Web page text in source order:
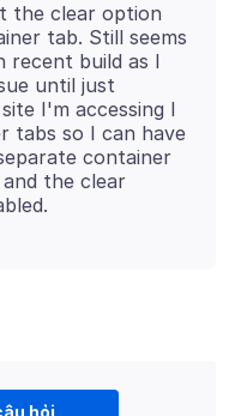
the clear option
tab. Still seems
recent build as I
until just
I'm accessing I
tabs so I can have
container
the clear
hỏi